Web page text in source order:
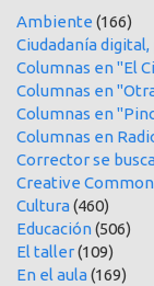
Ambiente (166)
Ciudadanía
Columnas en "El
Columnas en
Columnas en
Columnas en
Corrector se
Creative
Cultura(460)
Educación(506)
El taller(109)
En el aula(169)